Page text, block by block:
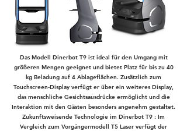
Das Modell Dinerbot T9 ist ideal für den Umgang mit
größeren Mengen geeignet und bietet Platz für bis zu 40
kg Beladung auf 4 Ablageflächen. Zusätzlich zum
Touchscreen-Display verfügt er über ein weiteres Display,
das menschliche Gesichtsausdrücke ermöglicht und die
Interaktion mit den Gästen besonders angenehm gestaltet.
Zukunftsweisende Technologie im Dinerbot T9 : Im
Vergleich zum Vorgängermodell T5 Laser verfügt der